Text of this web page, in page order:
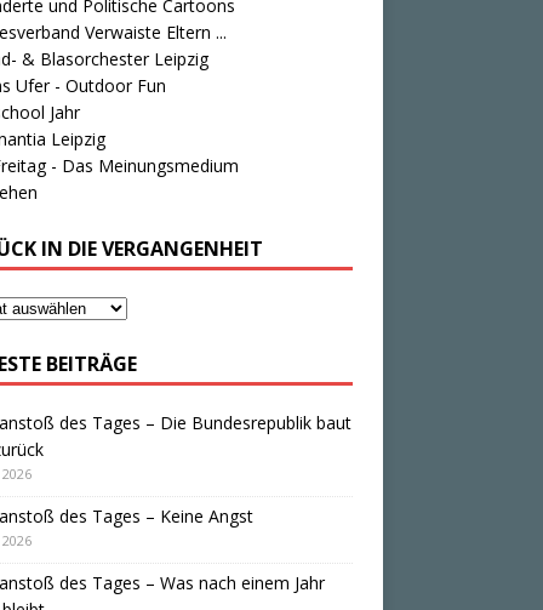
und Politische Cartoons
Verwaiste Eltern ...
& Blasorchester Leipzig
Ufer - Outdoor Fun
Jahr
Leipzig
- Das Meinungsmedium
IN DIE VERGANGENHEIT
BEITRÄGE
des Tages – Die Bundesrepublik baut
des Tages – Keine Angst
des Tages – Was nach einem Jahr